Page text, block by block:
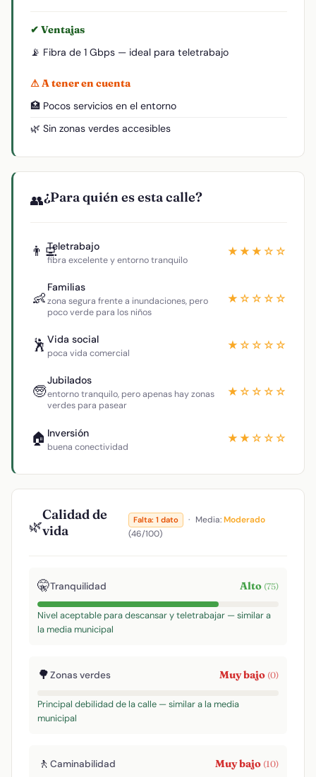
✔ Ventajas
📡 Fibra de 1 Gbps — ideal para teletrabajo
⚠ A tener en cuenta
🏥 Pocos servicios en el entorno
🌿 Sin zonas verdes accesibles
👥¿Para quién es esta calle?
👨‍💻Teletrabajo
fibra excelente y entorno tranquilo
★★★☆☆
👶
Familias
zona segura frente a inundaciones, pero
poco verde para los niños
★☆☆☆☆
🕺 Vida social
poca vida comercial
★☆☆☆☆
🧓
Jubilados
entorno tranquilo, pero apenas hay zonas
verdes para pasear
★☆☆☆☆
🏠 Inversión
buena conectividad
★★☆☆☆
🌿
Calidad de
vida
Falta: 1 dato · Media:Moderado
(46/100)
🤫Tranquilidad Alto (75)
Nivel aceptable para descansar y teletrabajar — similar a
la media municipal
🌳Zonas verdes Muy bajo (0)
Principal debilidad de la calle — similar a la media
municipal
🚶 Caminabilidad Muy bajo (10)